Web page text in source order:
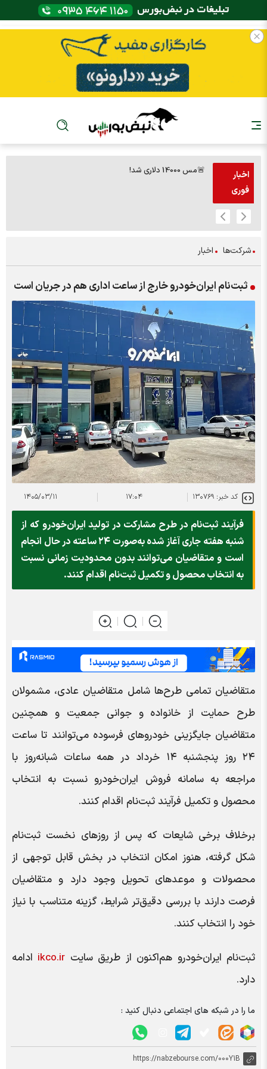
اخبار
فوری
🚨مس 14000 دلاری شد!
شرکت‌ها اخبار
ثبت‌نام ایران‌خودرو خارج از ساعت اداری هم در جریان است
کد خبر: ۱۳۰۷۶۹ ۱۷:۰۴ ۱۴۰۵/۰۳/۱۱
فرآیند ثبت‌نام در طرح مشارکت در تولید ایران‌خودرو که از
شنبه هفته جاری آغاز شده به‌صورت ۲۴ ساعته در حال انجام
است و متقاضیان می‌توانند بدون محدودیت زمانی نسبت
به انتخاب محصول و تکمیل ثبت‌نام اقدام کنند.
متقاضیان تمامی طرح‌ها شامل متقاضیان عادی، مشمولان
طرح حمایت از خانواده و جوانی جمعیت و همچنین
متقاضیان جایگزینی خودروهای فرسوده می‌توانند تا ساعت
۲۴ روز پنجشنبه ۱۴ خرداد در همه ساعات شبانه‌روز با
مراجعه به سامانه فروش ایران‌خودرو نسبت به انتخاب
محصول و تکمیل فرآیند ثبت‌نام اقدام کنند.
برخلاف برخی شایعات که پس از روزهای نخست ثبت‌نام
شکل گرفته، هنوز امکان انتخاب در بخش قابل توجهی از
محصولات و موعدهای تحویل وجود دارد و متقاضیان
فرصت دارند با بررسی دقیق‌تر شرایط، گزینه متناسب با نیاز
خود را انتخاب کنند.
ثبت‌نام ایران‌خودرو هم‌اکنون از طریق سایت ikco.ir ادامه
دارد.
ما را در شبکه های اجتماعی دنبال کنید :
https://nabzebourse.com/000Y1B